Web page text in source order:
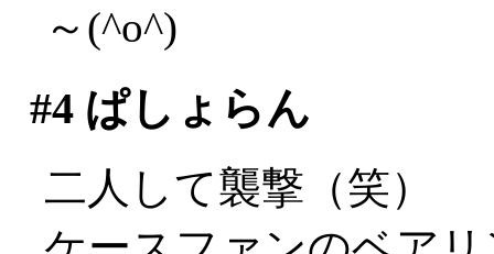
～(^o^)
#4ぱしょらん
二人して襲撃（笑）